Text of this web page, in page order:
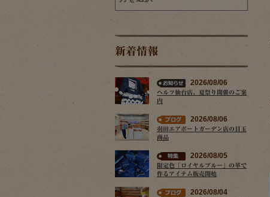
新着情報
2026/08/06
ヘルツ仙台店、夏祭り開催のご案
内
2026/08/06
羽田エアポートガーデン店の目玉
商品
2026/08/05
限定色「ロイヤルブルー」の革で
作るアイテム販売開始
2026/08/04